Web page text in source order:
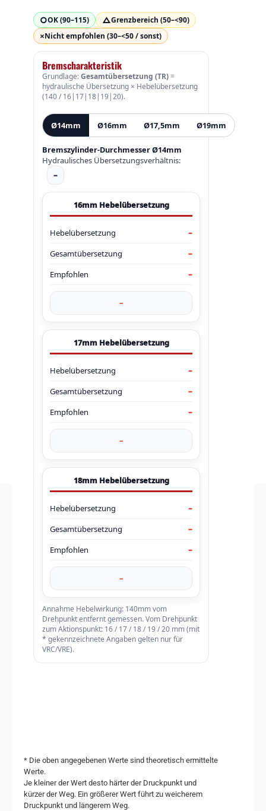
○OK (90–115) △Grenzbereich (50–<90)
×Nicht empfohlen (30–<50 / sonst)
Bremscharakteristik
Grundlage:Gesamtübersetzung (TR)=
hydraulische Übersetzung × Hebelübersetzung
(140 / 16|17|18|19|20).
Ø14mm Ø16mm Ø17,5mm Ø19mm
Bremszylinder-Durchmesser Ø14mm
Hydraulisches Übersetzungsverhältnis:
–
16mm Hebelübersetzung
Hebelübersetzung
–
Gesamtübersetzung
–
Empfohlen
–
–
17mm Hebelübersetzung
Hebelübersetzung
–
Gesamtübersetzung
–
Empfohlen
–
–
18mm Hebelübersetzung
Hebelübersetzung
–
Gesamtübersetzung
–
Empfohlen
–
–
Annahme Hebelwirkung: 140mm vom
Drehpunkt entfernt gemessen. Vom Drehpunkt
zum Aktionspunkt: 16 / 17 / 18 / 19 / 20 mm (mit
* gekennzeichnete Angaben gelten nur für
VRC/VRE).
* Die oben angegebenen Werte sind theoretisch ermittelte
Werte.
Je kleiner der Wert desto härter der Druckpunkt und
kürzer der Weg. Ein größerer Wert führt zu weicherem
Druckpunkt und längerem Weg.